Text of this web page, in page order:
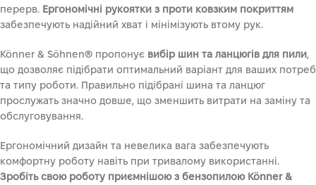
перерв. Ергономічні рукоятки з проти ковзким покриттям
забезпечують надійний хват і мінімізують втому рук.
Könner & Söhnen® пропонує вибір шин та ланцюгів для пили,
що дозволяє підібрати оптимальний варіант для ваших потреб
та типу роботи. Правильно підібрані шина та ланцюг
прослужать значно довше, що зменшить витрати на заміну та
обслуговування.
Ергономічний дизайн та невелика вага забезпечують
комфортну роботу навіть при тривалому використанні.
Зробіть свою роботу приємнішою з бензопилою Könner &